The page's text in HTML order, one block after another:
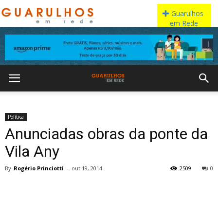
Política
Anunciadas obras da ponte da
Vila Any
By Rogério Princiotti - out 19, 2014 0
2509